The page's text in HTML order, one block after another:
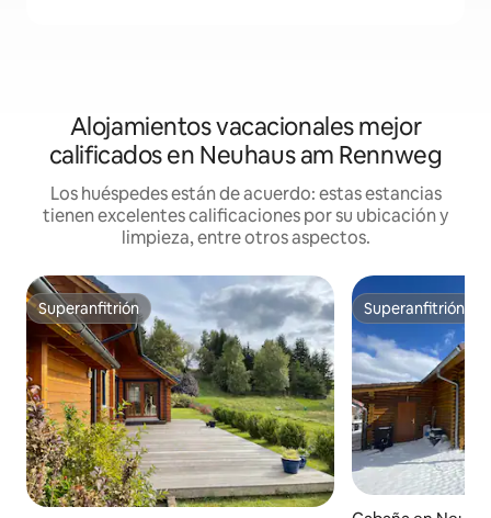
Alojamientos vacacionales mejor
calificados en Neuhaus am Rennweg
Los huéspedes están de acuerdo: estas estancias
tienen excelentes calificaciones por su ubicación y
limpieza, entre otros aspectos.
Superanfitrión
Superanfitrión Superanfitrión
Superanfitrión